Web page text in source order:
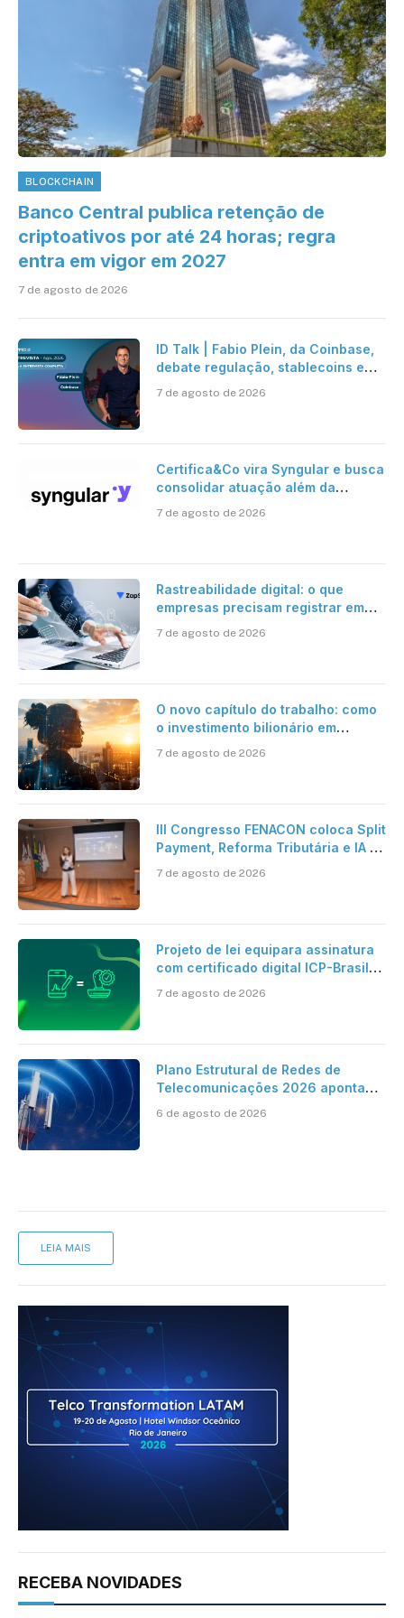
BLOCKCHAIN
Banco Central publica retenção de
criptoativos por até 24 horas; regra
entra em vigor em 2027
7 de agosto de 2026
ID Talk | Fabio Plein, da Coinbase,
debate regulação, stablecoins e
7 de agosto de 2026
Certifica&Co vira Syngular e busca
consolidar atuação além da
7 de agosto de 2026
Rastreabilidade digital: o que
empresas precisam registrar em
7 de agosto de 2026
O novo capítulo do trabalho: como
o investimento bilionário em
verdadeira era da inteligência
7 de agosto de 2026
III Congresso FENACON coloca Split
Payment, Reforma Tributária e IA no
7 de agosto de 2026
Projeto de lei equipara assinatura
com certificado digital ICP-Brasil
cartório
7 de agosto de 2026
Plano Estrutural de Redes de
Telecomunicações 2026 aponta
mantém desafio
6 de agosto de 2026
LEIA MAIS
RECEBA NOVIDADES